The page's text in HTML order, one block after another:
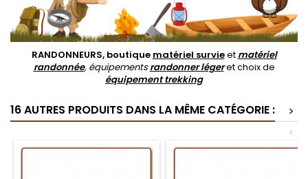
RANDONNEURS, boutique matériel survieet matériel
randonnée, équipementsrandonner légeret choix de
équipement trekking
16 AUTRES PRODUITS DANS LA MÊME CATÉGORIE :
>
<